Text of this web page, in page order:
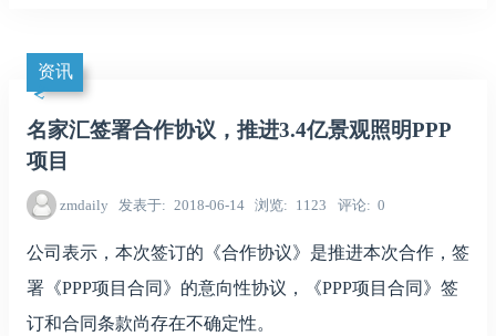
资讯
名家汇签署合作协议，推进3.4亿景观照明PPP
项目
zmdaily 发表于 2018-06-14 浏览 1123 评论 0
公司表示，本次签订的《合作协议》是推进本次合作，签
署《PPP项目合同》的意向性协议，《PPP项目合同》签
订和合同条款尚存在不确定性。